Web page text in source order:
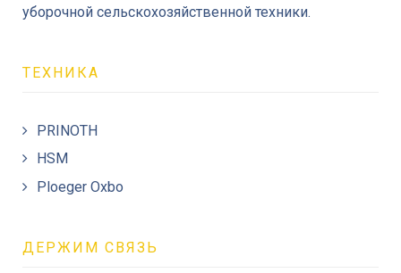
уборочной сельскохозяйственной техники.
ТЕХНИКА
PRINOTH
HSM
Ploeger Oxbo
ДЕРЖИМ СВЯЗЬ